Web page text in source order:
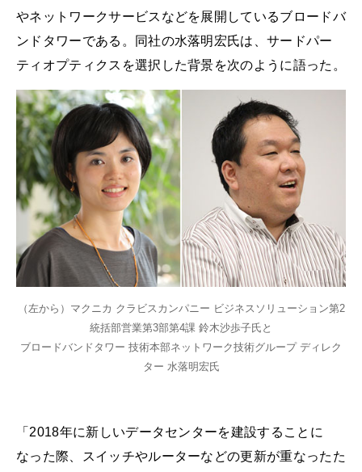
やネットワークサービスなどを展開しているブロードバ
ンドタワーである。同社の水落明宏氏は、サードパー
ティオプティクスを選択した背景を次のように語った。
（左から）マクニカ クラビスカンパニー ビジネスソリューション第2
統括部営業第3部第4課 鈴木沙歩子氏と
ブロードバンドタワー 技術本部ネットワーク技術グループ ディレク
ター 水落明宏氏
「2018年に新しいデータセンターを建設することに
なった際、スイッチやルーターなどの更新が重なったた